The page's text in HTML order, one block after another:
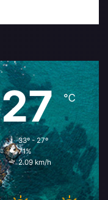
27℃
33º - 27º
71%
2.09 km/h